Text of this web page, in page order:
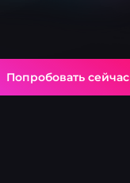
Попробовать сейчас